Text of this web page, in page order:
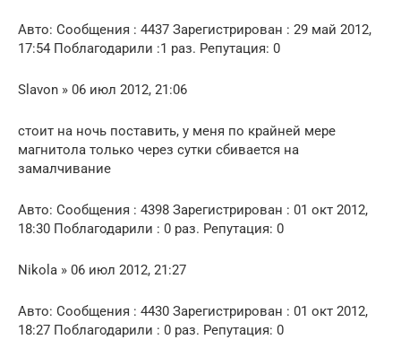
Авто: Сообщения : 4437 Зарегистрирован : 29 май 2012,
17:54 Поблагодарили :1 раз. Репутация: 0
Slavon » 06 июл 2012, 21:06
стоит на ночь поставить, у меня по крайней мере
магнитола только через сутки сбивается на
замалчивание
Авто: Сообщения : 4398 Зарегистрирован : 01 окт 2012,
18:30 Поблагодарили : 0 раз. Репутация: 0
Nikola » 06 июл 2012, 21:27
Авто: Сообщения : 4430 Зарегистрирован : 01 окт 2012,
18:27 Поблагодарили : 0 раз. Репутация: 0